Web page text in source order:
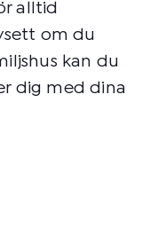
alltid
om du
kan du
dig med dina